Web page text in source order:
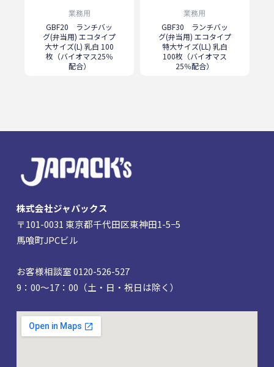
業務用
GBF20 ランチバッ
グ(弁当用) エコタイプ
大サイズ(L) 乳白 100
枚（バイオマス25％
配合）
業務用
GBF30 ランチバッ
グ(弁当用) エコタイプ
特大サイズ(LL) 乳白
100枚（バイオマス
25％配合）
株式会社ジャパックス
〒101-0031 東京都千代田区東神田1-5−5
馬喰町JPCビル
お客様相談室 0120-526-527
9：00～17：00（土・日・祝日は除く）